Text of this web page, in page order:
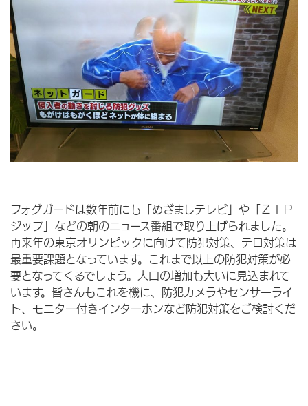
フォグガードは数年前にも「めざましテレビ」や「ＺＩＰ
ジップ」などの朝のニュース番組で取り上げられました。
再来年の東京オリンピックに向けて防犯対策、テロ対策は
最重要課題となっています。これまで以上の防犯対策が必
要となってくるでしょう。人口の増加も大いに見込まれて
います。皆さんもこれを機に、防犯カメラやセンサーライ
ト、モニター付きインターホンなど防犯対策をご検討くだ
さい。